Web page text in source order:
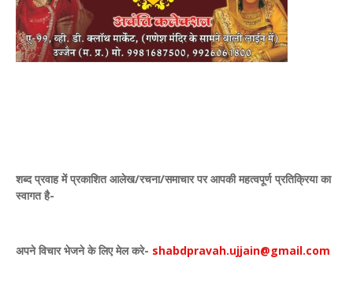
शब्द प्रवाह में प्रकाशित आलेख/रचना/समाचार पर आपकी महत्वपूर्ण प्रतिक्रिया का
स्वागत है-
अपने विचार भेजने के लिए मेल करे- shabdpravah.ujjain@gmail.com